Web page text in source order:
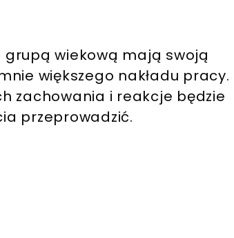
wiekową mają swoją
większego nakładu pracy.
zachowania i reakcje będzie
przeprowadzić.